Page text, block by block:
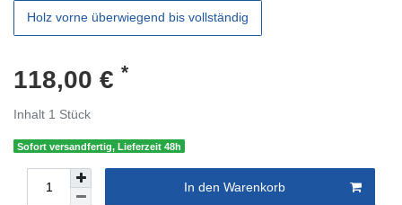
Holz vorne überwiegend bis vollständig
118,00 € *
Inhalt 1 Stück
Sofort versandfertig, Lieferzeit 48h
In den Warenkorb